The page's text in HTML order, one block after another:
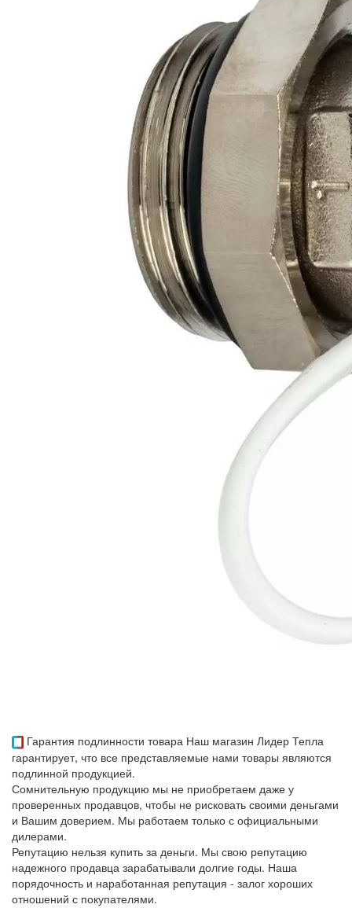
Гарантия подлинности товара Наш магазин Лидер Тепла
гарантирует, что все представляемые нами товары являются
подлинной продукцией.
Сомнительную продукцию мы не приобретаем даже у
проверенных продавцов, чтобы не рисковать своими деньгами
и Вашим доверием. Мы работаем только с официальными
дилерами.
Репутацию нельзя купить за деньги. Мы свою репутацию
надежного продавца зарабатывали долгие годы. Наша
порядочность и наработанная репутация - залог хороших
отношений с покупателями.